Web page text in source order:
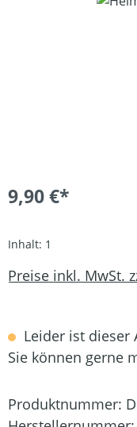
9,90 €*
Inhalt: 1
Preise inkl. MwSt.
Leider ist dieser
Sie können gerne
Produktnummer: